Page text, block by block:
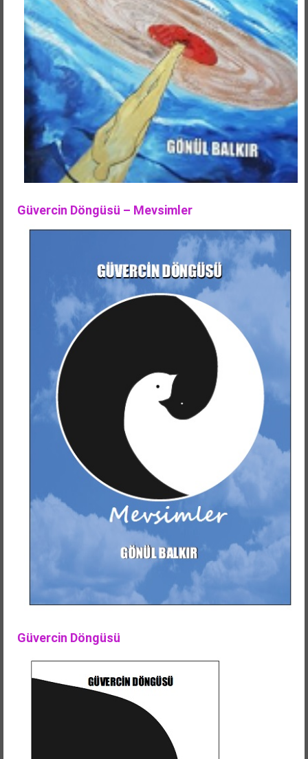
Güvercin Döngüsü – Mevsimler
Güvercin Döngüsü